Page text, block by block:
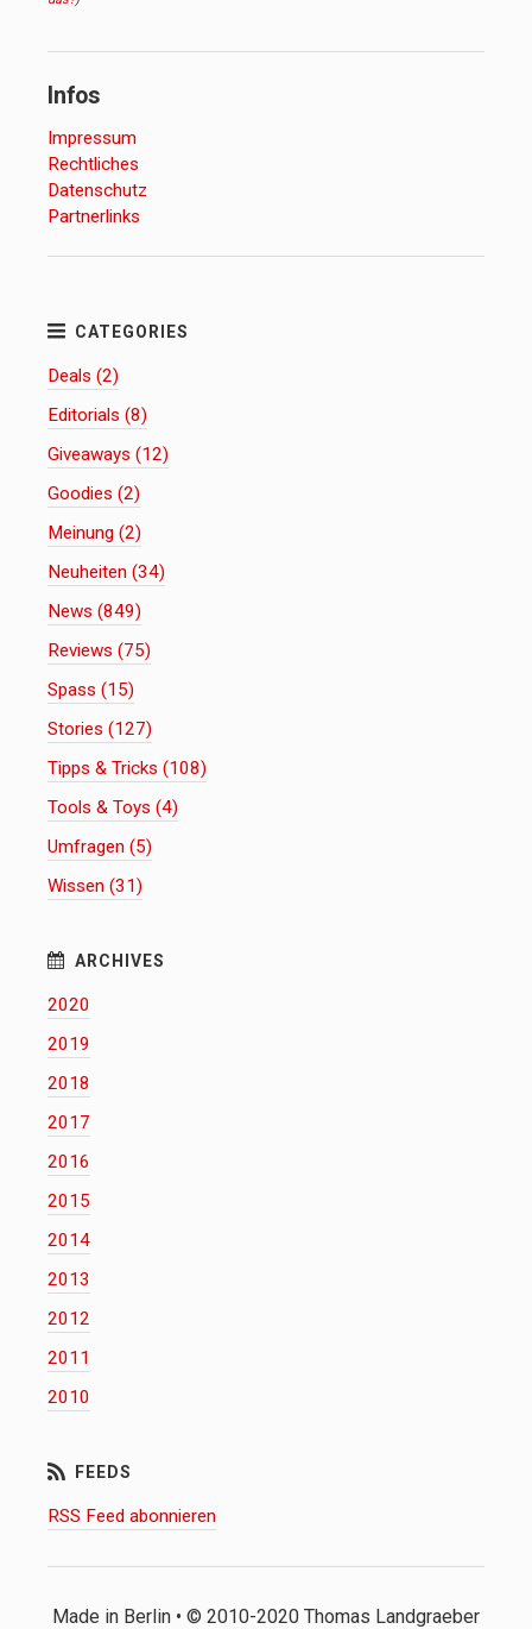
Infos
Impressum
Rechtliches
Datenschutz
Partnerlinks
Deals (2)
Editorials (8)
Giveaways (12)
Goodies (2)
Meinung (2)
Neuheiten (34)
News (849)
Reviews (75)
Spass (15)
Stories (127)
Tipps & Tricks (108)
Tools & Toys (4)
Umfragen (5)
Wissen (31)
2020
2019
2018
2017
2016
2015
2014
2013
2012
2011
2010
RSS Feed abonnieren
Made in Berlin • © 2010-2020 Thomas Landgraeber